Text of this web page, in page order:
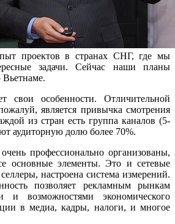
проектов в странах СНГ, где мы
задачи. Сейчас наши планы
Вьетнаме.
свои особенности. Отличительной
является привычка смотрения
из стран есть группа каналов (5-
аудиторную долю более 70%.
профессионально организованы,
основные элементы. Это и сетевые
настроена система измерений.
позволяет рекламным рынкам
и возможностями экономического
в медиа, кадры, налоги, и многое